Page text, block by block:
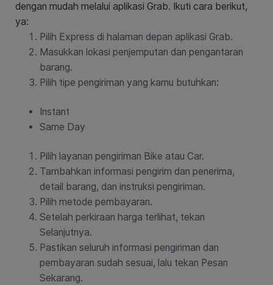
dengan mudah melalui aplikasi Grab. Ikuti cara berikut,
ya:
Pilih Express di halaman depan aplikasi Grab.
Masukkan lokasi penjemputan dan pengantaran
barang.
Pilih tipe pengiriman yang kamu butuhkan:
Instant
Same Day
Pilih layanan pengiriman Bike atau Car.
Tambahkan informasi pengirim dan penerima,
detail barang, dan instruksi pengiriman.
Pilih metode pembayaran.
Setelah perkiraan harga terlihat, tekan
Selanjutnya.
Pastikan seluruh informasi pengiriman dan
pembayaran sudah sesuai, lalu tekan Pesan
Sekarang.